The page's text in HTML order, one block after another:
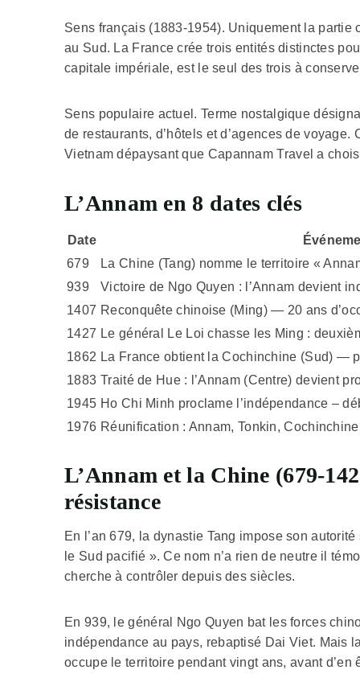
Sens français (1883-1954). Uniquement la
au Sud. La France crée trois entités distinctes
capitale impériale, est le seul des trois à
Sens populaire actuel. Terme nostalgique
de restaurants, d’hôtels et d’agences de
Vietnam dépaysant que Capannam Travel a
L’Annam en 8 dates clés
Date
679
La Chine (Tang) nomme le territoire «
939
Victoire de Ngo Quyen : l’Annam devient
1407 Reconquête chinoise (Ming) — 20 ans
1427 Le général Le Loi chasse les Ming :
1862 La France obtient la Cochinchine (Sud) —
1883 Traité de Hue : l’Annam (Centre) devient
1945 Ho Chi Minh proclame l’indépendance –
1976 Réunification : Annam, Tonkin,
L’Annam et la Chine (679-
résistance
En l’an 679, la dynastie Tang impose son
le Sud pacifié ». Ce nom n’a rien de neutre il
cherche à contrôler depuis des siècles.
En 939, le général Ngo Quyen bat les forces
indépendance au pays, rebaptisé Dai Viet. Mais
occupe le territoire pendant vingt ans, avant